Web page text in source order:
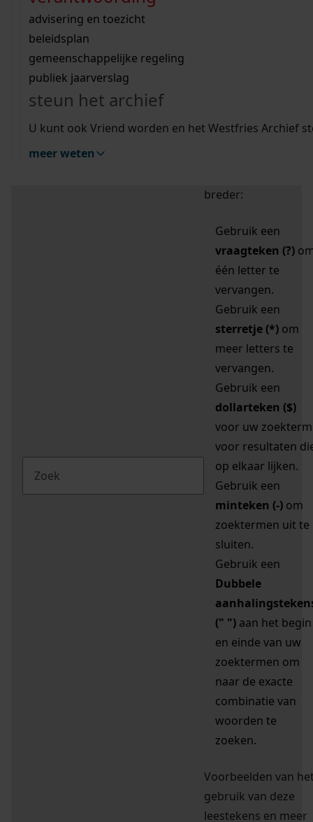
bouwvergunningen
omgevingsvergunningen
vergunningen
beeld en geluid
uitleg nodig?
Wij helpen u op weg met een aantal zoektips.
bekijk alle zoektips
Wij helpen u op weg met een aantal zoektips.
bekijk alle zoektips
bekijk ons geschiedenislokaal
advisering en toezicht
beleidsplan
gemeenschappelijke regeling
publiek jaarverslag
steun het archief
U kunt ook Vriend worden en het Westfries Archief
meer weten
zoektips
Mijn Studiezaal (inloggen)
uw zoekopdracht te
breder:
Gebruik een
vraagteken (?)
één letter te
vervangen.
Gebruik een
sterretje (*) om
meer letters te
vervangen.
Gebruik een
dollarteken ($)
voor uw zoekterm
voor resultaten
op elkaar lijken.
Gebruik een
minteken (-) om
zoektermen uit te
sluiten.
Gebruik een
Dubbele
(" ") aan het begin
en einde van uw
zoektermen om
naar de exacte
combinatie van
woorden te
zoeken.
Voorbeelden van
gebruik van deze
leestekens en meer